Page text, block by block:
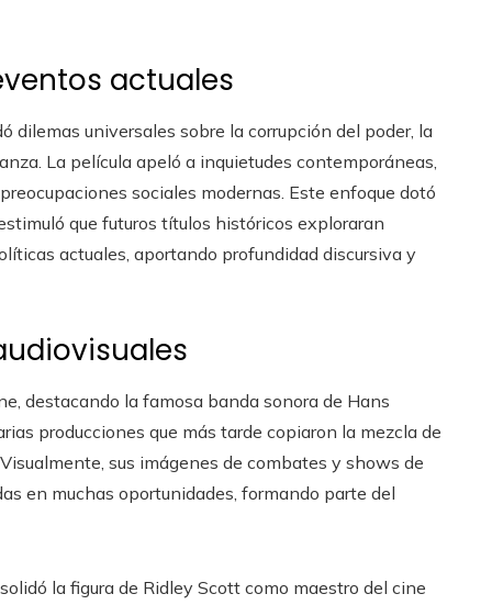
actuales
dilemas universales sobre la corrupción del poder, la
La película apeló a inquietudes contemporáneas,
sociales modernas. Este enfoque dotó
que futuros títulos históricos exploraran
actuales, aportando profundidad discursiva y
destacando la famosa banda sonora de Hans
producciones que más tarde copiaron la mezcla de
sus imágenes de combates y shows de
en muchas oportunidades, formando parte del
la figura de Ridley Scott como maestro del cine